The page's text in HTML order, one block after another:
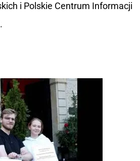
i Polskie Centrum Informacji